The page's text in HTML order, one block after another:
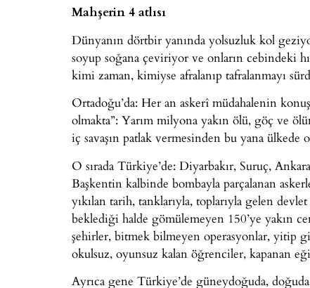
Mahşerin 4 atlısı
Dünyanın dörtbir yanında yolsuzluk kol
soyup soğana çeviriyor ve onların cebindeki
kimi zaman, kimiyse afralanıp tafralanmayı
Ortadoğu’da: Her an askerî müdahalenin
olmakta”: Yarım milyona yakın ölü, göç ve
iç savaşın patlak vermesinden bu yana ülkede
O sırada Türkiye’de: Diyarbakır, Suruç,
Başkentin kalbinde bombayla parçalanan
yıkılan tarih, tanklarıyla, toplarıyla gelen
beklediği halde gömülemeyen 150’ye yakın
şehirler, bitmek bilmeyen operasyonlar, yitip
okulsuz, oyunsuz kalan öğrenciler, kapanan
Ayrıca gene Türkiye’de güneydoğuda,